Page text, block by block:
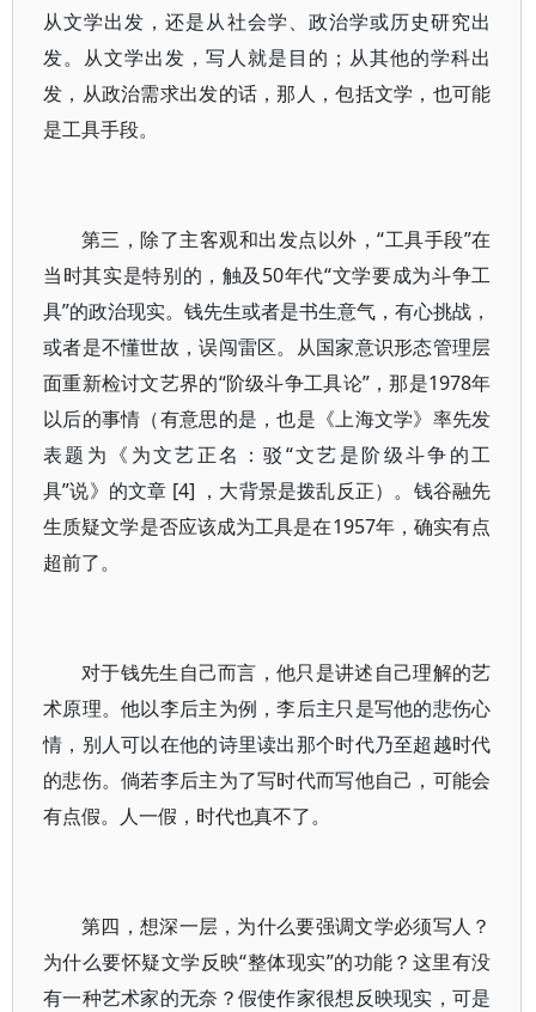
从文学出发，还是从社会学、政治学或历史研究出
发。从文学出发，写人就是目的；从其他的学科出
发，从政治需求出发的话，那人，包括文学，也可能
是工具手段。
第三，除了主客观和出发点以外，“工具手段”在
当时其实是特别的，触及50年代“文学要成为斗争工
具”的政治现实。钱先生或者是书生意气，有心挑战，
或者是不懂世故，误闯雷区。从国家意识形态管理层
面重新检讨文艺界的“阶级斗争工具论”，那是1978年
以后的事情（有意思的是，也是《上海文学》率先发
表题为《为文艺正名：驳“文艺是阶级斗争的工
具”说》的文章 [4] ，大背景是拨乱反正）。钱谷融先
生质疑文学是否应该成为工具是在1957年，确实有点
超前了。
对于钱先生自己而言，他只是讲述自己理解的艺
术原理。他以李后主为例，李后主只是写他的悲伤心
情，别人可以在他的诗里读出那个时代乃至超越时代
的悲伤。倘若李后主为了写时代而写他自己，可能会
有点假。人一假，时代也真不了。
第四，想深一层，为什么要强调文学必须写人？
为什么要怀疑文学反映“整体现实”的功能？这里有没
有一种艺术家的无奈？假使作家很想反映现实，可是